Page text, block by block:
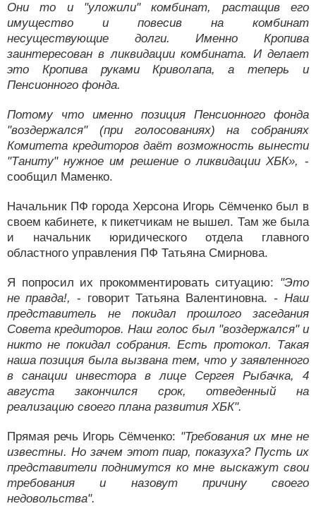
Они то и "уложили" комбинат, растащив его
имущество и повесив на комбинат
несуществующие долги. Именно Кропива
заинтересован в ликвидации комбината. И делает
это Кропива руками Криволапа, а теперь и
Пенсионного фонда.
Потому что именно позиция Пенсионного фонда
"воздержался" (при голосованиях) на собраниях
Комитета кредиторов даёт возможность вынести
"Таниту" нужное им решение о ликвидации ХБК», -
сообщил Маменко.
Начальник ПФ города Херсона Игорь Сёмченко был в
своем кабинете, к пикетчикам не вышел. Там же была
и начальник юридического отдела главного
областного управления ПФ Татьяна Смирнова.
Я попросил их прокомментировать ситуацию: "Это
не правда!, - говорит Татьяна Валентиновна. - Наш
представитель не покидал прошлого заседания
Совета кредиторов. Наш голос был "воздержался" и
никто не покидал собрания. Есть протокол. Такая
наша позиция была вызвана тем, что у заявленного
в санации инвестора в лице Сергея Рыбачка, 4
августа закончился срок, отведенный на
реализацию своего плана развития ХБК".
Прямая речь Игорь Сёмченко: "Требования их мне не
известны. Но зачем этот пиар, показуха? Пусть их
представители поднимутся ко мне выскажут свои
требования и назовут причину своего
недовольства".